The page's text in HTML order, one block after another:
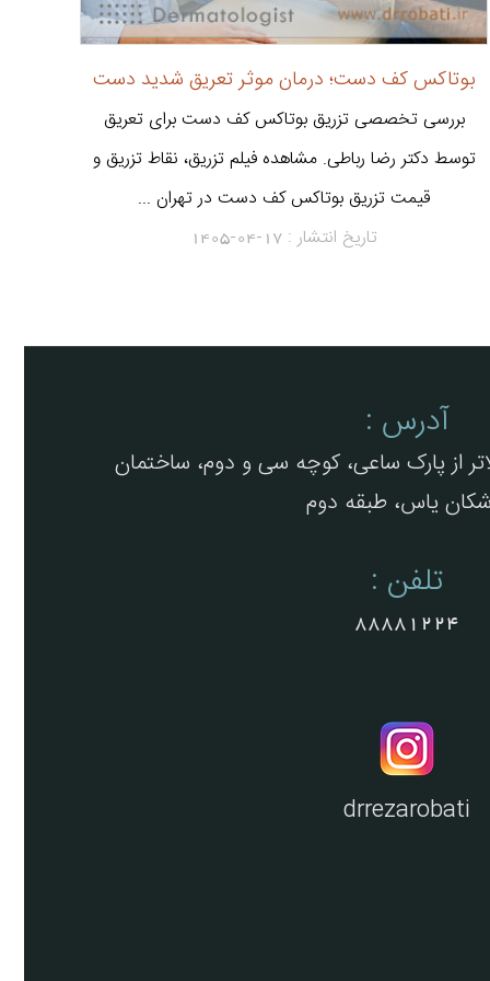
بوتاکس کف دست؛ درمان موثر تعریق شدید دست
بررسی تخصصی تزریق بوتاکس کف دست برای تعریق
توسط دکتر رضا رباطی. مشاهده فیلم تزریق، نقاط تزریق و
قیمت تزریق بوتاکس کف دست در تهران ...
تاریخ انتشار : 1405-04-17
آدرس :
از پارک ساعی، کوچه سی و دوم، ساختمان
یاس، طبقه دوم
تلفن :
88881224
drrezarobati